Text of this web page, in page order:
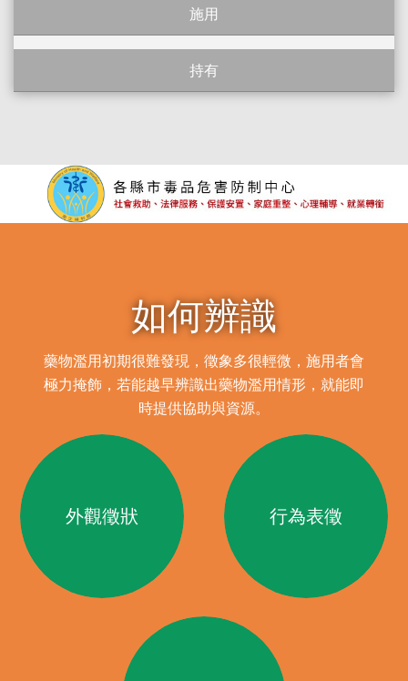
施用
持有
如何辨識
藥物濫用初期很難發現，徵象多很輕微，施用者會
極力掩飾，若能越早辨識出藥物濫用情形，就能即
時提供協助與資源。
外觀徵狀 行為表徵